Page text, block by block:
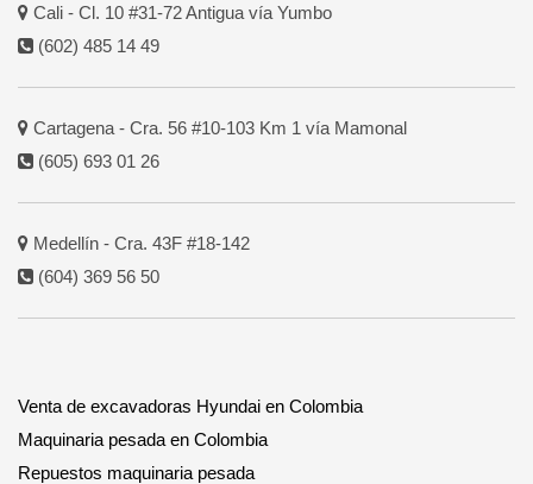
Cali - Cl. 10 #31-72 Antigua vía Yumbo
(602) 485 14 49
Cartagena - Cra. 56 #10-103 Km 1 vía Mamonal
(605) 693 01 26
Medellín - Cra. 43F #18-142
(604) 369 56 50
Venta de excavadoras Hyundai en Colombia
Maquinaria pesada en Colombia
Repuestos maquinaria pesada